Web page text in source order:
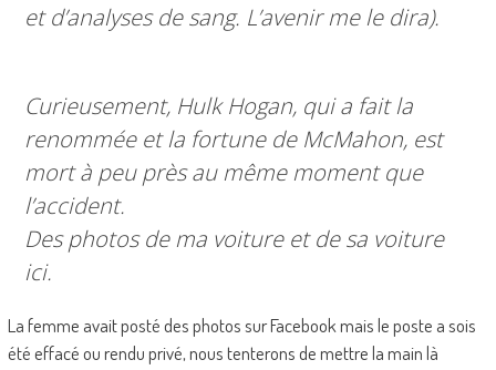
et d’analyses de sang. L’avenir me le dira).
Curieusement, Hulk Hogan, qui a fait la
renommée et la fortune de McMahon, est
mort à peu près au même moment que
l’accident.
Des photos de ma voiture et de sa voiture
ici.
La femme avait posté des photos sur Facebook mais le poste a sois
été effacé ou rendu privé, nous tenterons de mettre la main là